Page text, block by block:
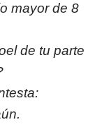
mayor de 8
de tu parte